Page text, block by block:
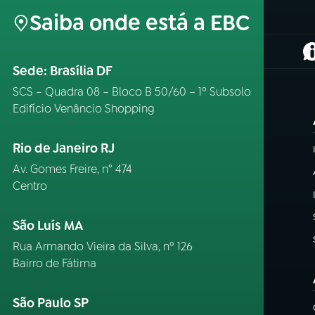
Saiba onde está a EBC
Sede: Brasília DF
SCS – Quadra 08 – Bloco B 50/60 – 1º Subsolo
Edifício Venâncio Shopping
Rio de Janeiro RJ
Av. Gomes Freire, n° 474
Centro
São Luís MA
Rua Armando Vieira da Silva, nº 126
Bairro de Fátima
São Paulo SP